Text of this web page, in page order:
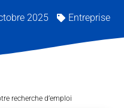
2025 Entreprise
recherche d’emploi